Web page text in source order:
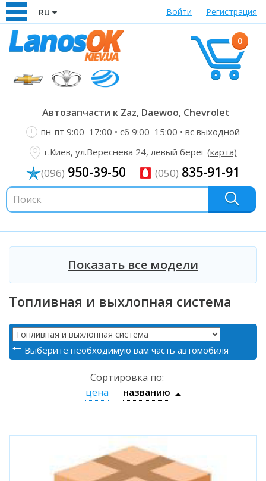
RU Войти Регистрация
0
Автозапчасти к Zaz, Daewoo, Chevrolet
пн-пт 9:00–17:00 • сб 9:00–15:00 • вс выходной
г.Киев, ул.Вереснева 24, левый берег (карта)
(096) 950-39-50 (050) 835-91-91
Показать все модели
Топливная и выхлопная система
Выберите необходимую вам часть автомобиля
Сортировка по:
цена
названию